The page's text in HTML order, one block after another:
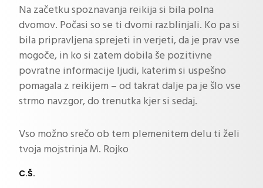
Na začetku spoznavanja reikija si bila polna
dvomov. Počasi so se ti dvomi razblinjali. Ko pa si
bila pripravljena sprejeti in verjeti, da je prav vse
mogoče, in ko si zatem dobila še pozitivne
povratne informacije ljudi, katerim si uspešno
pomagala z reikijem – od takrat dalje pa je šlo vse
strmo navzgor, do trenutka kjer si sedaj.
Vso možno srečo ob tem plemenitem delu ti želi
tvoja mojstrinja M. Rojko
C.Š.